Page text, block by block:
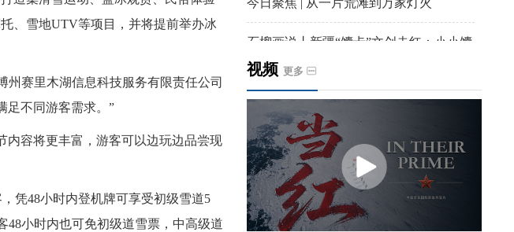
、雪地UTV等项目，并将提前举办冰
赛里木湖信息科技服务有限责任公司
足不同游客需求。”
容将更丰富，游客可以边玩边品尝现
凭48小时内登机牌可享受初级雪道5
48小时内也可免初级道雪票，中高级道
今日聚焦 | 从一片荒滩到万家灯火
石榴画说丨新疆“馕卡”文创走红：小小馕
饼变身城市文旅IP名片
天山观察丨暑期AI研学热，孩子们究竟学
到什么
给祖国“镶金边”！G219+G331描绘新疆风
光与发展新画卷
新疆多点发力完善水利基础设施
视频 更多